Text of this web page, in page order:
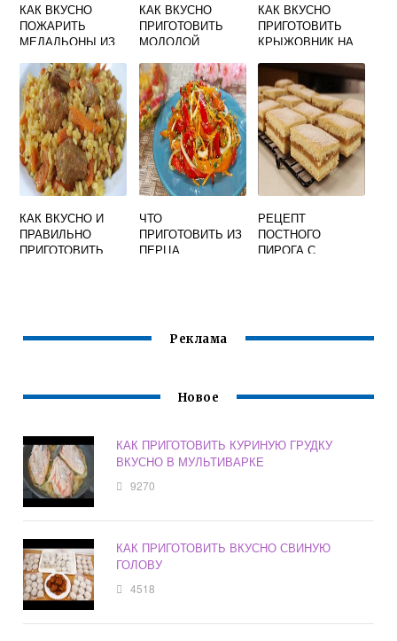
КАК ВКУСНО
ПОЖАРИТЬ
МЕДАЛЬОНЫ ИЗ
СКОВОРОДЕ
РЕЦЕПТ
КАК ВКУСНО
ПРИГОТОВИТЬ
МОЛОДОЙ
КОЖУРОЙ
КАК ВКУСНО
ПРИГОТОВИТЬ
КРЫЖОВНИК НА
С АПЕЛЬСИНОМ
КАК ВКУСНО И
ПРАВИЛЬНО
ПРИГОТОВИТЬ
ЧТО
ПРИГОТОВИТЬ ИЗ
ПЕРЦА
РЕЦЕПТ
ПОСТНОГО
ПИРОГА С
Реклама
Новое
КАК ПРИГОТОВИТЬ КУРИНУЮ ГРУДКУ
ВКУСНО В МУЛЬТИВАРКЕ
9270
КАК ПРИГОТОВИТЬ ВКУСНО СВИНУЮ
ГОЛОВУ
4518